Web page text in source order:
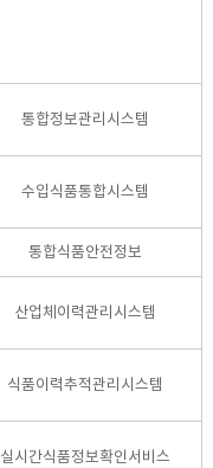
통합정보관리시스템
수입식품통합시스템
통합식품안전정보
산업체이력관리시스템
식품이력추적관리시스템
실시간식품정보확인서비스